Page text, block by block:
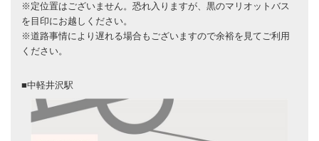
※定位置はございません。恐れ入りますが、黒のマリオットバス
を目印にお越しください。
※道路事情により遅れる場合もございますので余裕を見てご利用
ください。
■中軽井沢駅